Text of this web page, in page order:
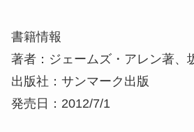
書籍情報
著者：ジェームズ・アレン著、
出版社：サンマーク出版
発売日：2012/7/1